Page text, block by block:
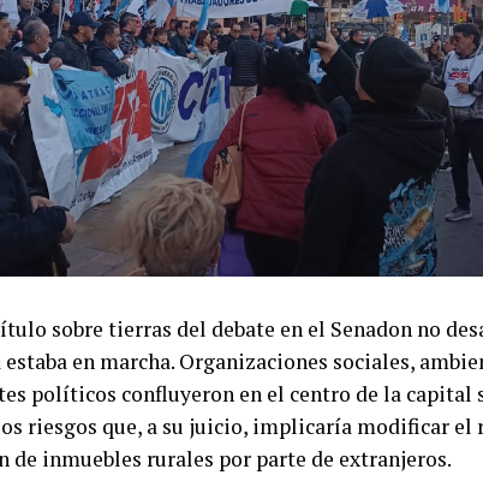
del paro del 12 de agosto, prevé abrazos
al Palacio Sarmiento el 19 de agosto.
oficiales, los sindicatos anunciaron un
y 28 de agosto. La agenda continuará en
participen del 96.º Plenario de Rectores
a elaborar el proyecto de presupuesto
abierta al Congreso.
llegó pocas horas después del anuncio. A
de Capital Humano rechazó los
y calificó la medida de fuerza como
con las obligaciones asumidas en la
que ese acuerdo estableció una recomposición
integrada por un incremento del 21,33%
octubre.
sobre tierras del debate en el Senadon no
en marcha. Organizaciones sociales,
políticos confluyeron en el centro de la capital
riesgos que, a su juicio, implicaría modificar el
de inmuebles rurales por parte de extranjeros.